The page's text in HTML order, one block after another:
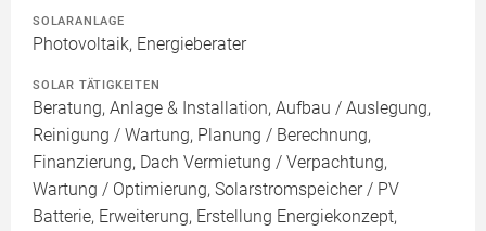
SOLARANLAGE
Photovoltaik, Energieberater
SOLAR TÄTIGKEITEN
Beratung, Anlage & Installation, Aufbau / Auslegung,
Reinigung / Wartung, Planung / Berechnung,
Finanzierung, Dach Vermietung / Verpachtung,
Wartung / Optimierung, Solarstromspeicher / PV
Batterie, Erweiterung, Erstellung Energiekonzept,